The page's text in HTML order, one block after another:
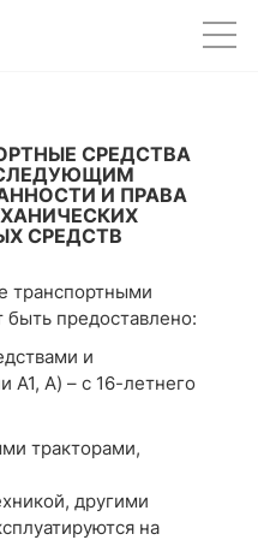
СРЕДСТВА
И ПРАВА
СРЕДСТВ
транспортными
предоставлено:
и
А1, А) – с 16-летнего
тракторами,
другими
на